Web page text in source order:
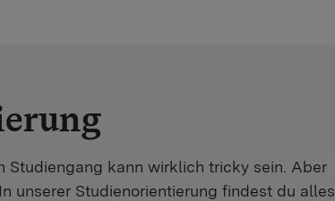
Studiengang kann wirklich tricky sein. Aber
unserer Studienorientierung findest du alles,